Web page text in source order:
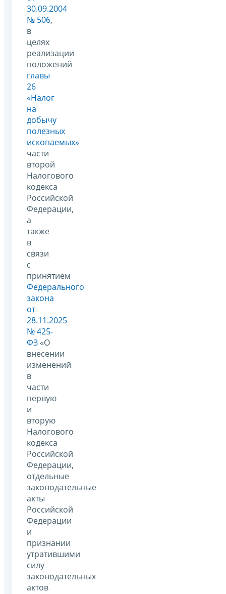
30.09.2004
№ 506,
в
целях
реализации
положений
главы
26
«Налог
на
добычу
полезных
ископаемых»
части
второй
Налогового
кодекса
Российской
Федерации,
а
также
в
связи
с
принятием
Федерального
закона
от
28.11.2025
№ 425-
ФЗ «О
внесении
изменений
в
части
первую
и
вторую
Налогового
кодекса
Российской
Федерации,
отдельные
законодательные
акты
Российской
Федерации
и
признании
утратившими
силу
законодательных
актов